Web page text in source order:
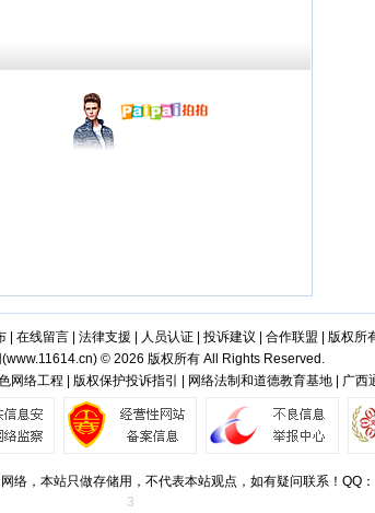
| 在线留言| 法律支援 人员认证| 投诉建议 合作联盟
版权所
www.11614.cn) © 2026 版权所有 All Rights Reserved.
网络工程 | 版权保护投诉指引 | 网络法制和道德教育基地 | 广西
络，本站只做存储用，不代表本站观点，如有疑问联系！QQ
3